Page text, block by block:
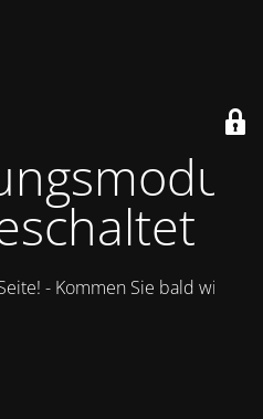
- Kommen Sie bald wieder.